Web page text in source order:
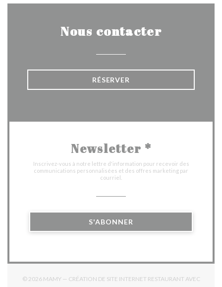
Nous contacter
RÉSERVER
Newsletter *
Inscrivez-vous à notre lettre d'information pour recevoir des
communications personnalisées et des offres marketing par
courriel.
S'ABONNER
© 2026 MAMY — CRÉATION DE SITE INTERNET RESTAURANT AVEC